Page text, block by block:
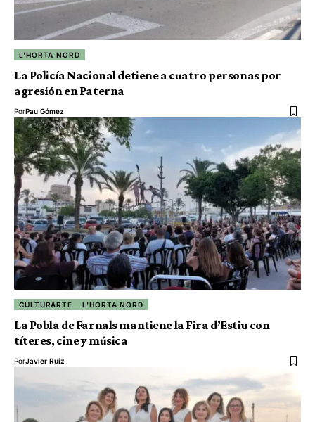
L'HORTA NORD
La Policía Nacional detiene a cuatro personas por
agresión en Paterna
PorPau Gómez
CULTURARTE L'HORTA NORD
La Pobla de Farnals mantiene la Fira d’Estiu con
títeres, cine y música
PorJavier Ruiz